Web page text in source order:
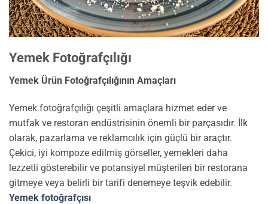
Yemek Fotoğrafçılığı
Yemek Ürün Fotoğrafçılığının Amaçları
Yemek fotoğrafçılığı çeşitli amaçlara hizmet eder ve
mutfak ve restoran endüstrisinin önemli bir parçasıdır. İlk
olarak, pazarlama ve reklamcılık için güçlü bir araçtır.
Çekici, iyi kompoze edilmiş görseller, yemekleri daha
lezzetli gösterebilir ve potansiyel müşterileri bir restorana
gitmeye veya belirli bir tarifi denemeye teşvik edebilir.
Yemek fotoğrafçısı